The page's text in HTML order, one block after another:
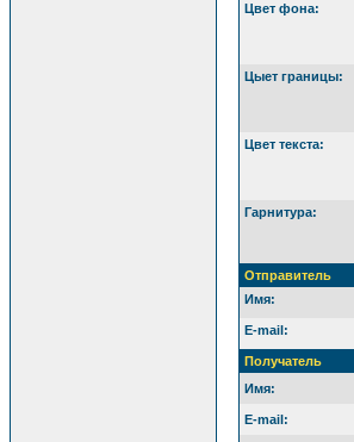
Цвет фона:
Цыет границы:
Цвет текста:
Гарнитура:
Отправитель
Имя:
E-mail:
Получатель
Имя:
E-mail: